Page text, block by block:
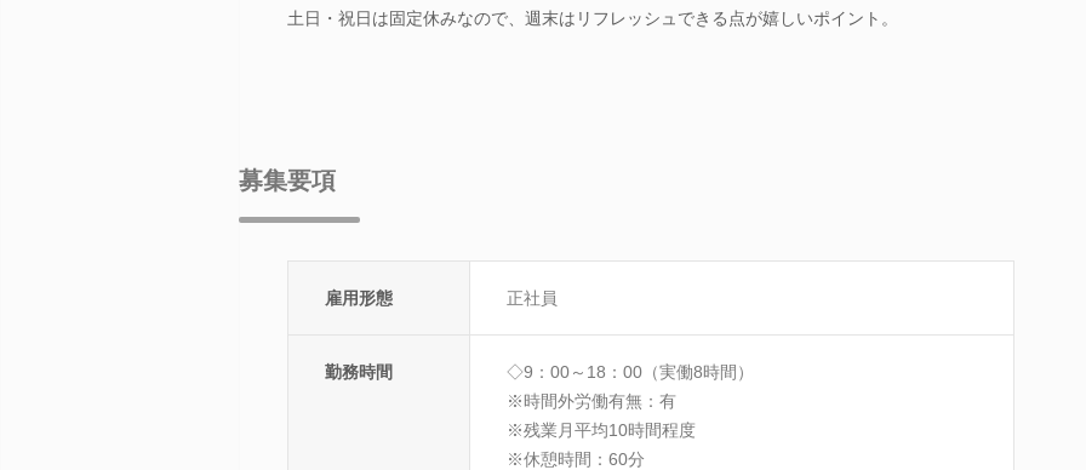
土日・祝日は固定休みなので、週末はリフレッシュできる点が嬉しいポイント。
募集要項
雇用形態 正社員
勤務時間
◇9：00～18：00（実働8時間）
※時間外労働有無：有
※残業月平均10時間程度
※休憩時間：60分